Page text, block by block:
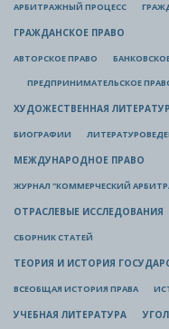
АРБИТРАЖНЫЙ ПРОЦЕСС
ГРАЖДАНСКОЕ ПРАВО
АВТОРСКОЕ ПРАВО
ПРЕДПРИНИМАТЕЛЬСКОЕ
ХУДОЖЕСТВЕННАЯ
БИОГРАФИИ
МЕЖДУНАРОДНОЕ ПРАВО
ЖУРНАЛ "КОММЕРЧЕСКИЙ
ОТРАСЛЕВЫЕ ИССЛЕДОВАНИЯ
СБОРНИК СТАТЕЙ
ТЕОРИЯ И ИСТОРИЯ
ВСЕОБЩАЯ ИСТОРИЯ ПРАВА
УЧЕБНАЯ ЛИТЕРАТУРА